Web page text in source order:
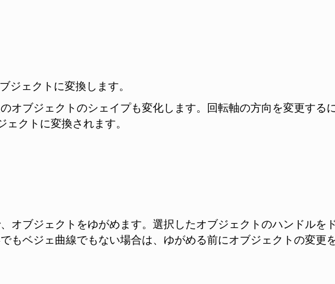
ェクトに変換します。
オブジェクトのシェイプも変化します。回転軸の方向を変更する
クトに変換されます。
オブジェクトをゆがめます。選択したオブジェクトのハンドルを
もベジェ曲線でもない場合は、ゆがめる前にオブジェクトの変更